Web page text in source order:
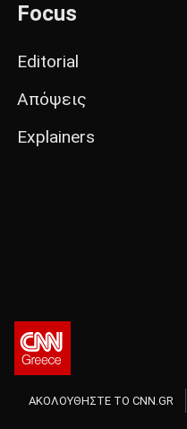
Focus
Editorial
Απόψεις
Explainers
ΑΚΟΛΟΥΘΗΣΤΕ ΤΟ CNN.GR